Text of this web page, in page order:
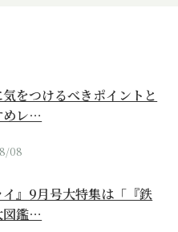
気をつけるべきポイントと
めレ…
08
イ』9月号大特集は「『鉄
図鑑…